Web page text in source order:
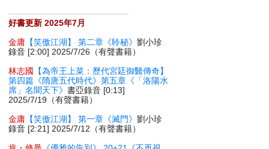
好書更新 2025年7月
金庸 【笑傲江湖】 第二章《聆秘》劉小珍
錄音 [2:00] 2025/7/26（有聲書籍）
林志國
【為帝王上菜：歷代宮廷御醫傳奇】
第四篇《隋唐五代時代》第五章《「洛陽水
席」名聞天下》書亞錄音 [0:13]
2025/7/19（有聲書籍）
金庸 【笑傲江湖】 第一章《滅門》劉小珍
錄音 [2:21] 2025/7/12（有聲書籍）